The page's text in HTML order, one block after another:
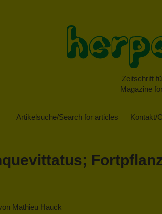
Zeitschrift
Magazine
Artikelsuche/Search for articles Kontakt/
Mathieu Hauck